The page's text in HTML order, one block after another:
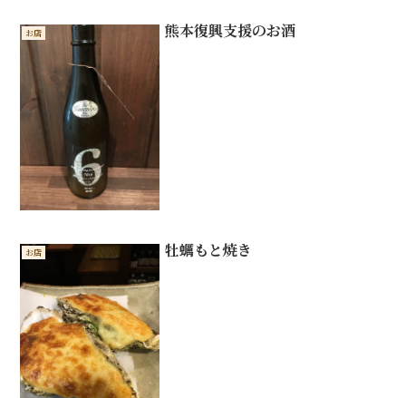
お店 熊本復興支援のお酒
お店 牡蠣もと焼き